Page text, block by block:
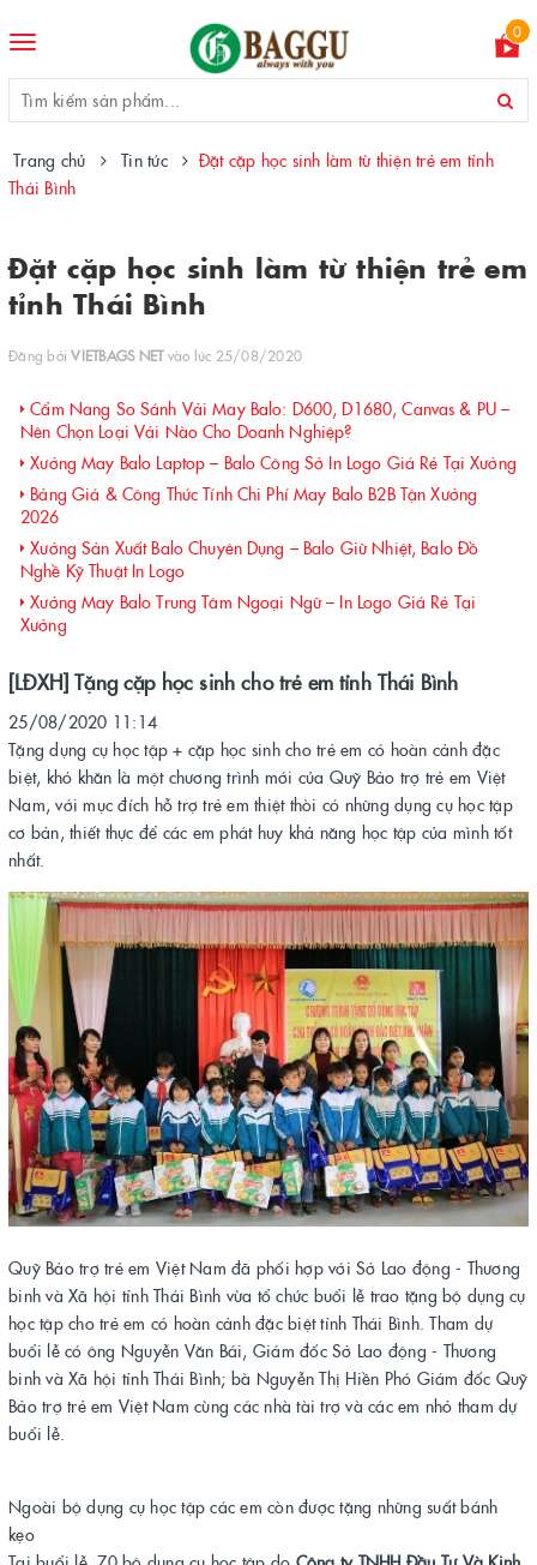
Toggle
0
Trang chủ Tin tức
Đặt cặp học sinh làm từ thiện trẻ em tỉnh
Thái Bình
Đặt cặp học sinh làm từ thiện trẻ em
tỉnh Thái Bình
Đăng bởiVIETBAGS NETvào lúc 25/08/2020
Cẩm Nang So Sánh Vải May Balo: D600, D1680, Canvas & PU –
Nên Chọn Loại Vải Nào Cho Doanh Nghiệp?
Xưởng May Balo Laptop – Balo Công Sở In Logo Giá Rẻ Tại Xưởng
Bảng Giá & Công Thức Tính Chi Phí May Balo B2B Tận Xưởng
2026
Xưởng Sản Xuất Balo Chuyên Dụng – Balo Giữ Nhiệt, Balo Đồ
Nghề Kỹ Thuật In Logo
Xưởng May Balo Trung Tâm Ngoại Ngữ – In Logo Giá Rẻ Tại
Xưởng
[LĐXH] Tặng cặp học sinh cho trẻ em tỉnh Thái Bình
25/08/2020 11:14
Tặng dụng cụ học tập + cặp học sinh cho trẻ em có hoàn cảnh đặc
biệt, khó khăn là một chương trình mới của Quỹ Bảo trợ trẻ em Việt
Nam, với mục đích hỗ trợ trẻ em thiệt thòi có những dụng cụ học tập
cơ bản, thiết thực để các em phát huy khả năng học tập của mình tốt
nhất.
Quỹ Bảo trợ trẻ em Việt Nam đã phối hợp với Sở Lao động - Thương
binh và Xã hội tỉnh Thái Bình vừa tổ chức buổi lễ trao tặng bộ dụng cụ
học tập cho trẻ em có hoàn cảnh đặc biệt tỉnh Thái Bình. Tham dự
buổi lễ có ông Nguyễn Văn Bái, Giám đốc Sở Lao động - Thương
binh và Xã hội tỉnh Thái Bình; bà Nguyễn Thị Hiền Phó Giám đốc Quỹ
Bảo trợ trẻ em Việt Nam cùng các nhà tài trợ và các em nhỏ tham dự
buổi lễ.
Ngoài bộ dụng cụ học tập các em còn được tặng những suất bánh
kẹo